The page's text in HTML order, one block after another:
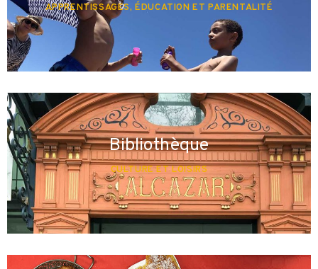
APPRENTISSAGES, ÉDUCATION ET PARENTALITÉ
Bibliothèque
CULTURE ET LOISIRS